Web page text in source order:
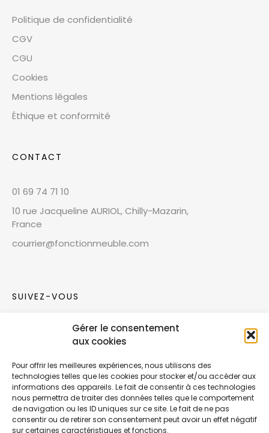
Gérer le consentement
aux cookies
Pour offrir les meilleures expériences, nous utilisons des
technologies telles que les cookies pour stocker et/ou accéder aux
informations des appareils. Le fait de consentir à ces technologies
nous permettra de traiter des données telles que le comportement
de navigation ou les ID uniques sur ce site. Le fait de ne pas
consentir ou de retirer son consentement peut avoir un effet négatif
sur certaines caractéristiques et fonctions.
Politique de confidentialité
CGV
CGU
Cookies
Mentions légales
Éthique et conformité
CONTACT
01 69 74 71 10
10 rue Jacqueline AURIOL, Chilly-Mazarin,
France
courrier@fonctionmeuble.com
SUIVEZ-VOUS
Rejoignez notre communauté sur les réseaux
Nouvelles collections, vie de l’équipe ou
inspirations : soyez informés de nos dernières
actualités.